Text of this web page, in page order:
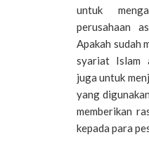
untuk
perusahaan
Apakah sudah
syariat Islam
juga untuk
yang
memberikan
kepada para